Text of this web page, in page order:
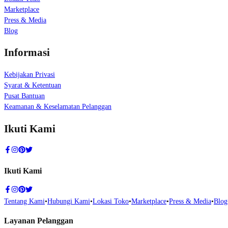
Marketplace
Press & Media
Blog
Informasi
Kebijakan Privasi
Syarat & Ketentuan
Pusat Bantuan
Keamanan & Keselamatan Pelanggan
Ikuti Kami
Ikuti Kami
Tentang Kami•Hubungi Kami•Lokasi Toko•Marketplace•Press & Media•Blog
Layanan Pelanggan